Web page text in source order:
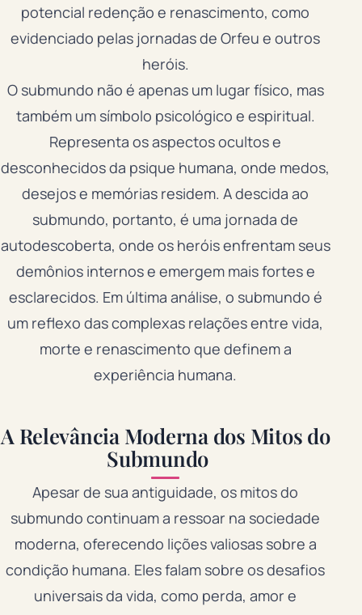
potencial redenção e renascimento, como
evidenciado pelas jornadas de Orfeu e outros
heróis.
O submundo não é apenas um lugar físico, mas
também um símbolo psicológico e espiritual.
Representa os aspectos ocultos e
desconhecidos da psique humana, onde medos,
desejos e memórias residem. A descida ao
submundo, portanto, é uma jornada de
autodescoberta, onde os heróis enfrentam seus
demônios internos e emergem mais fortes e
esclarecidos. Em última análise, o submundo é
um reflexo das complexas relações entre vida,
morte e renascimento que definem a
experiência humana.
A Relevância Moderna dos Mitos do
Submundo
Apesar de sua antiguidade, os mitos do
submundo continuam a ressoar na sociedade
moderna, oferecendo lições valiosas sobre a
condição humana. Eles falam sobre os desafios
universais da vida, como perda, amor e